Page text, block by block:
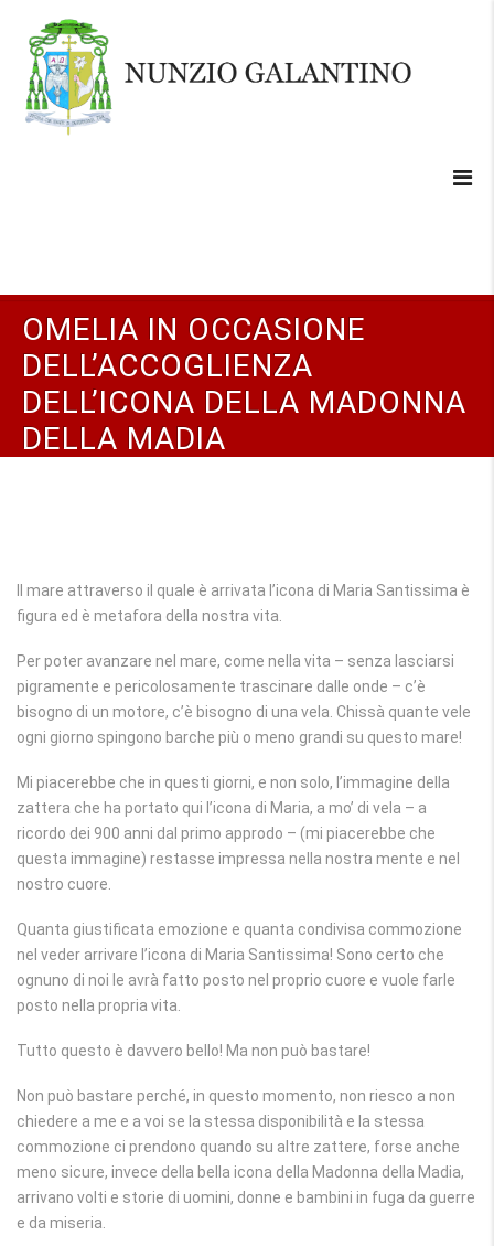
OMELIA IN OCCASIONE
DELL’ACCOGLIENZA
DELL’ICONA DELLA MADONNA
DELLA MADIA
Il mare attraverso il quale è arrivata l’icona di Maria Santissima è
figura ed è metafora della nostra vita.
Per poter avanzare nel mare, come nella vita – senza lasciarsi
pigramente e pericolosamente trascinare dalle onde – c’è
bisogno di un motore, c’è bisogno di una vela. Chissà quante vele
ogni giorno spingono barche più o meno grandi su questo mare!
Mi piacerebbe che in questi giorni, e non solo, l’immagine della
zattera che ha portato qui l’icona di Maria, a mo’ di vela – a
ricordo dei 900 anni dal primo approdo – (mi piacerebbe che
questa immagine) restasse impressa nella nostra mente e nel
nostro cuore.
Quanta giustificata emozione e quanta condivisa commozione
nel veder arrivare l’icona di Maria Santissima! Sono certo che
ognuno di noi le avrà fatto posto nel proprio cuore e vuole farle
posto nella propria vita.
Tutto questo è davvero bello! Ma non può bastare!
Non può bastare perché, in questo momento, non riesco a non
chiedere a me e a voi se la stessa disponibilità e la stessa
commozione ci prendono quando su altre zattere, forse anche
meno sicure, invece della bella icona della Madonna della Madia,
arrivano volti e storie di uomini, donne e bambini in fuga da guerre
e da miseria.